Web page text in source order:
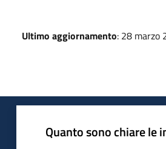
Ultimo aggiornamento: 28 marzo
Quanto sono chiare le